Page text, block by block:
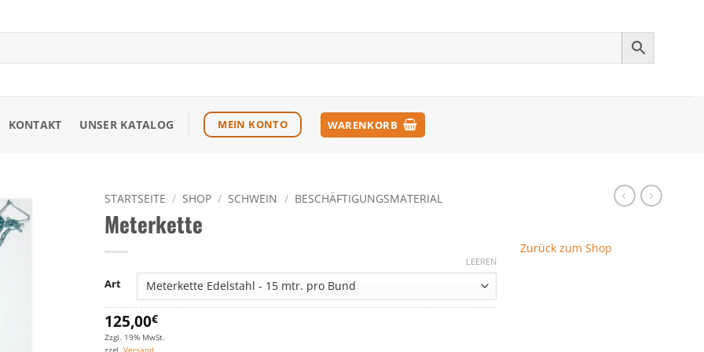
KONTAKT UNSER KATALOG MEIN KONTO WARENKORB
Zu den
STARTSEITE / SHOP / SCHWEIN / BESCHÄFTIGUNGSMATERIAL
Meterkette
Art
LEEREN
125,00€
Zzgl. 19% MwSt.
Zurück zum Shop